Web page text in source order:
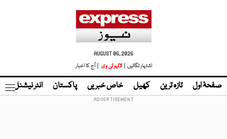
AUGUST 06, 2026
اشتہار لگائیں |
لائیو ٹی وی | آج کا اخبار
صفحۂ اول تازہ ترین کھیل خاص خبریں پاکستان انٹر نیشنل